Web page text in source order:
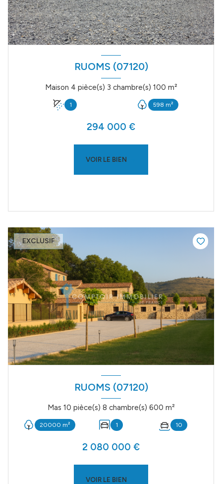
RUOMS (07120)
Maison 4 pièce(s) 3 chambre(s) 100 m²
1 598 m²
294 000 €
VOIR LE BIEN
EXCLUSIF
RUOMS (07120)
Mas 10 pièce(s) 8 chambre(s) 600 m²
20000 m² 1 10
2 080 000 €
VOIR LE BIEN